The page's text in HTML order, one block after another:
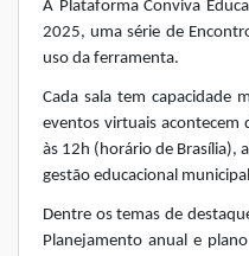
A Plataforma Conviva
2025, uma série de
uso da ferramenta.
Cada sala tem capacidade
eventos virtuais acontecem
às 12h (horário de Brasília),
gestão educacional
Dentre os temas de
Planejamento anual e